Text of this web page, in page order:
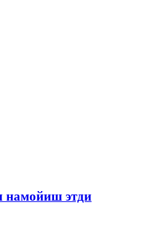
намойиш этди